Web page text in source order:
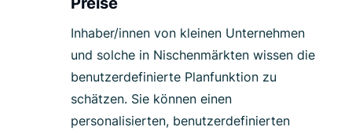
Inhaber/innen von kleinen Unternehmen
und solche in Nischenmärkten wissen die
benutzerdefinierte Planfunktion zu
schätzen. Sie können einen
personalisierten, benutzerdefinierten